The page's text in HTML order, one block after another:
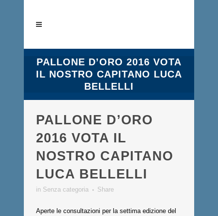
PALLONE D’ORO 2016 VOTA
IL NOSTRO CAPITANO LUCA
BELLELLI
PALLONE D’ORO
2016 VOTA IL
NOSTRO CAPITANO
LUCA BELLELLI
in Senza categoria Share
Aperte le consultazioni per la settima edizione del